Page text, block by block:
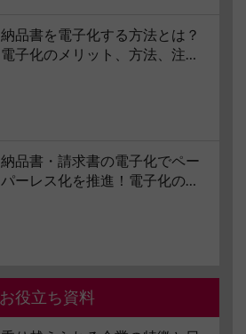
納品書を電子化する方法とは？
電子化のメリット、方法、注意
納品書・請求書の電子化でペー
パーレス化を推進！電子化の要
お役立ち資料